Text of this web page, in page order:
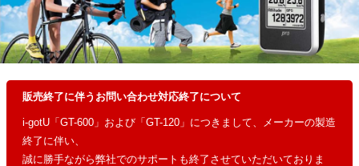
販売終了に伴うお問い合わせ対応終了について
i-gotU「GT-600」および「GT-120」につきまして、メーカーの製造
終了に伴い、
誠に勝手ながら弊社でのサポートも終了させていただいておりま